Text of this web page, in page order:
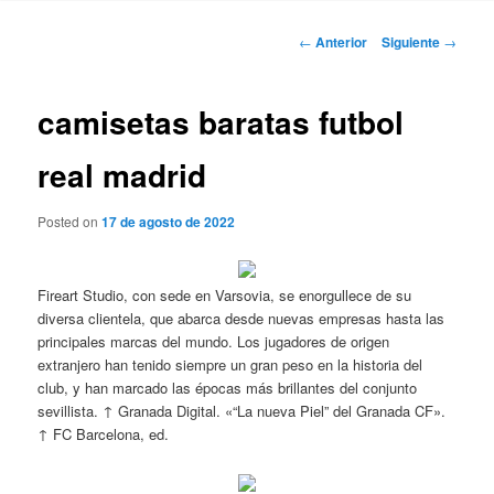
Navegación
← Anterior Siguiente →
camisetas baratas futbol
real madrid
Posted on17 de agosto de 2022
Fireart Studio, con sede en Varsovia, se enorgullece de su
diversa clientela, que abarca desde nuevas empresas hasta las
principales marcas del mundo. Los jugadores de origen
extranjero han tenido siempre un gran peso en la historia del
club, y han marcado las épocas más brillantes del conjunto
sevillista. ↑ Granada Digital. «“La nueva Piel” del Granada CF».
↑ FC Barcelona, ed.